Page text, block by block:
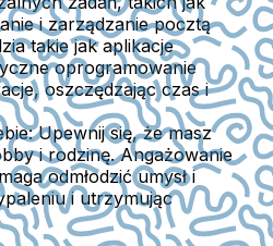
i zarządzanie pocztą
takie jak aplikacje
oprogramowanie
oszczędzając czas i
Upewnij się, że masz
i rodzinę. Angażowanie
odmłodzić umysł i
i utrzymując